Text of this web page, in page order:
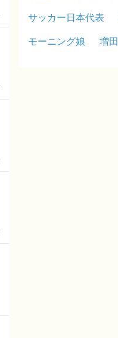
サッカー日本代表
モーニング娘
増田